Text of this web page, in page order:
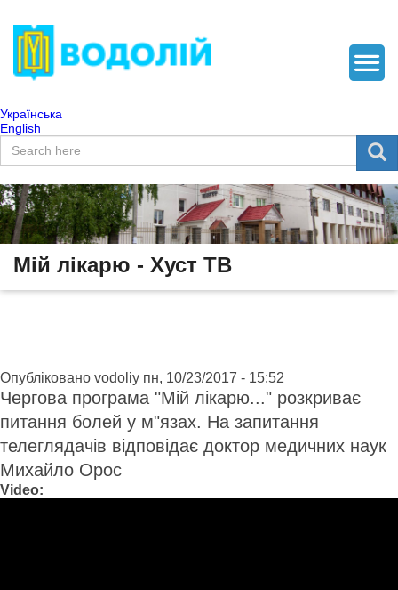
Українська
English
Пошукова форма
Пошук
Мій лікарю - Хуст ТВ
Опубліковано vodoliy пн, 10/23/2017 - 15:52
Чергова програма "Мій лікарю..." розкриває
питання болей у м"язах. На запитання
телеглядачів відповідає доктор медичних наук
Михайло Орос
Video: